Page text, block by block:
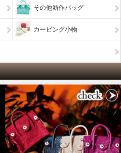
その他新作バッグ
カービング小物